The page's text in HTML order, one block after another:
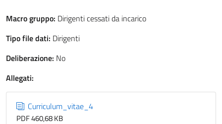
Macro gruppo: Dirigenti cessati da incarico
Tipo file dati: Dirigenti
Deliberazione: No
Allegati:
Curriculum_vitae_4
PDF 460,68 KB